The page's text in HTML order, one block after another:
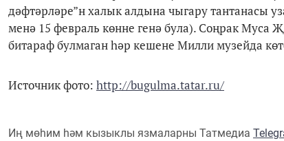
дәфтәрләре”н халык алдына чыгару тантанасы
менә 15 февраль көнне генә була). Соңрак
битараф булмаган һәр кешене Милли музейда
Источник фото: http://bugulma.tatar.ru/
Иң мөһим һәм кызыклы язмаларны Татмедиа